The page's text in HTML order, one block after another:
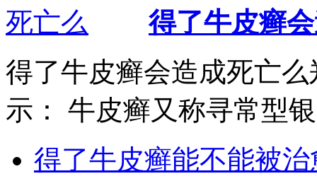
得了牛皮癣
得了牛皮癣会造成死亡
示： 牛皮癣又称寻常型
得了牛皮癣能不能被治